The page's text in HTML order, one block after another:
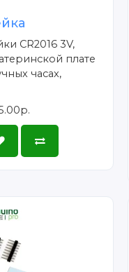
CR2016 3V,
плате
часах,